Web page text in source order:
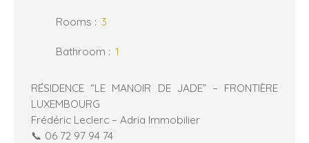
Rooms : 3
Bathroom : 1
RÉSIDENCE “LE MANOIR DE JADE” – FRONTIÈRE
LUXEMBOURG
Frédéric Leclerc – Adria Immobilier
📞 06 72 97 94 74